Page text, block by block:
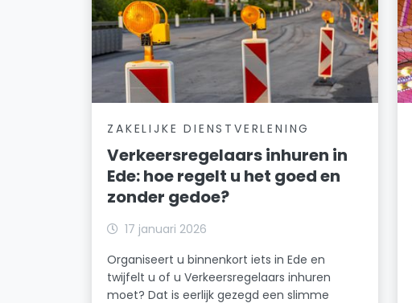
ZAKELIJKE DIENSTVERLENING
Verkeersregelaars inhuren in
Ede: hoe regelt u het goed en
zonder gedoe?
17 januari 2026
Organiseert u binnenkort iets in Ede en
twijfelt u of u Verkeersregelaars inhuren
moet? Dat is eerlijk gezegd een slimme